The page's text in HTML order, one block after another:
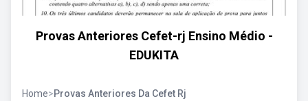
Provas Anteriores Cefet-rj Ensino Médio -
EDUKITA
Home>Provas Anteriores Da Cefet Rj